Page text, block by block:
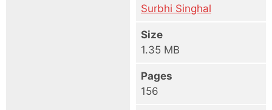
Surbhi Singhal
Size
1.35 MB
Pages
156